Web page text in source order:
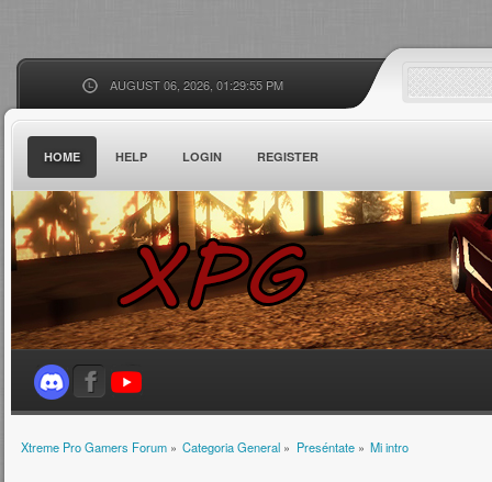
AUGUST 06, 2026, 01:29:55 PM
HOME HELP LOGIN REGISTER
Xtreme Pro Gamers Forum» Categoria General » Preséntate» Mi intro